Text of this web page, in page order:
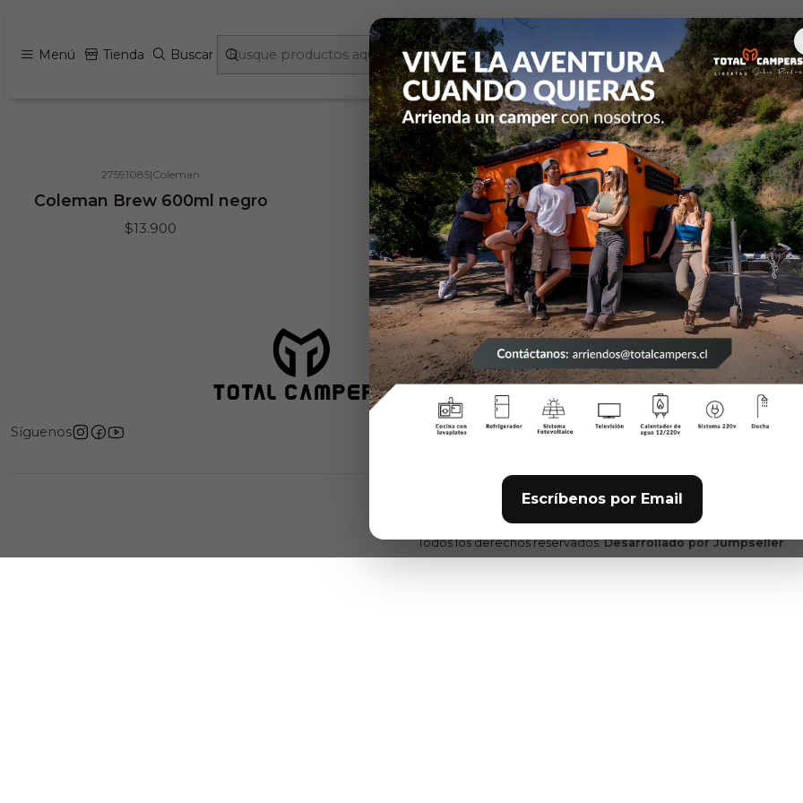
Escríbenos por Email
Menú Tienda Buscar
Inicio Articulos de Camping Mug y Termos
Mug y Termos
27591085|Coleman
Coleman Brew 600ml negro
$13.900
27594749|Coleman
Termo
$23.990
27594770|Coleman
Termo
$19.988
Síguenos
Contáctanos
56922128830
Taller
Galvarino 9351, modulo 7
8710094 quilicura -
Región Metropolitana -
2026 TotalCampers.
Todos los derechos reservados.Desarrollado por Jumpseller.